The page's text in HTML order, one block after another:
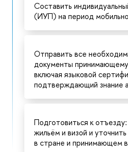
Составить
(ИУП) на период
Отправить все
документы
включая языковой
подтверждающий знание
Подготовиться к
жильём и визой и
в стране и принимающем